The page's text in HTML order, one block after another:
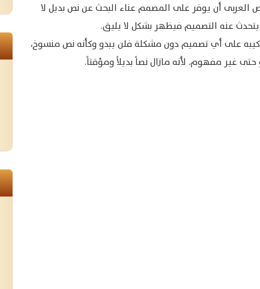
العربى أن يوفر على المصمم عناء البحث عن نص بديل لا
عنه التصميم فيظهر بشكل لا يليق.
على أي تصميم دون مشكلة فلن يبدو وكأنه نص منسوخ،
غير مفهوم. لأنه مازال نصاً بديلاً ومؤقتاً.